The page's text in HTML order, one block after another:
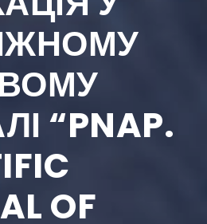
“PNAP.
OF